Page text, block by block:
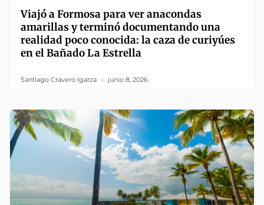
Viajó a Formosa para ver anacondas
amarillas y terminó documentando una
realidad poco conocida: la caza de curiyúes
en el Bañado La Estrella
Santiago Cravero Igarza junio 8, 2026